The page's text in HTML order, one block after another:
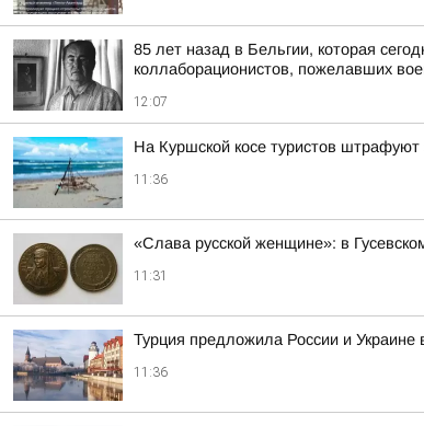
85 лет назад в Бельгии, которая
коллаборационистов, пожелавших
12:07
На Куршской косе туристов
11:36
«Слава русской женщине»: в
11:31
Турция предложила России и
11:36